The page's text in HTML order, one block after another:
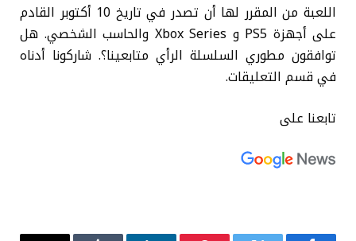
اللعبة من المقرر لها أن تصدر في تاريخ 10 أكتوبر القادم
على أجهزة PS5 و Xbox Series والحاسب الشخصي. هل
توافقون مطوري السلسلة الرأي متابعينا؟. شاركونا أدناه
في قسم التعليقات.
تابعنا على